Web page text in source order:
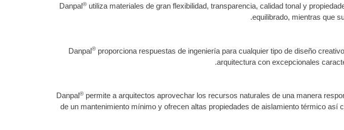
Danpal® utiliza materiales de gran flexibilidad, transparencia, calidad tonal y
equilibrado, mientras que
Danpal® proporciona respuestas de ingeniería para cualquier tipo de diseño
arquitectura con excepcionales
Danpal® permite a arquitectos aprovechar los recursos naturales de una manera
de un mantenimiento mínimo y ofrecen altas propiedades de aislamiento térmico